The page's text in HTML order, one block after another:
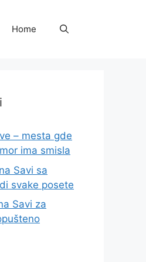
Home
– mesta gde
ima smisla
Savi sa
svake posete
Savi za